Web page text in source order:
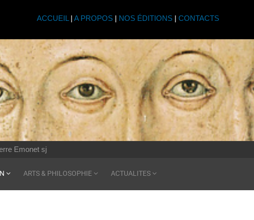
ACCUEIL | A PROPOS| NOS ÉDITIONS| CONTACTS
Emonet sj
ARTS & PHILOSOPHIE ACTUALITES